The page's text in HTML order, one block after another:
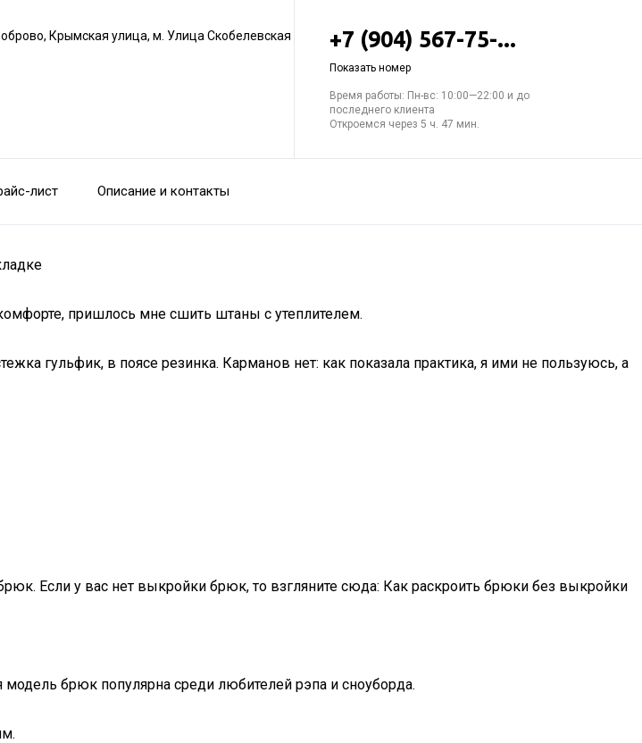
Крымская улица, м. Улица Скобелевская +7 (904) 567-75-...
Показать номер
Время работы: Пн-вс: 10:00—22:00 и до
последнего клиента
Откроемся через 5 ч. 47 мин.
лист Описание и контакты
пришлось мне сшить штаны с утеплителем.
гульфик, в поясе резинка. Карманов нет: как показала практика, я ими не пользуюсь, а
Если у вас нет выкройки брюк, то взгляните сюда: Как раскроить брюки без выкройки
брюк популярна среди любителей рэпа и сноуборда.